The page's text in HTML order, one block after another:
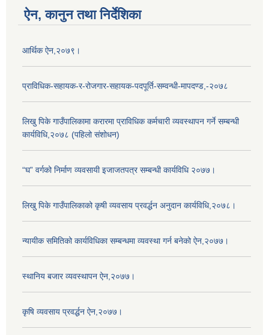
ऐन, कानुन तथा निर्देशिका
आर्थिक ऐन,२०७९।
प्राविधिक-सहायक-र-रोजगार-सहायक-पदपूर्ति-सम्वन्धी-मापदण्ड,-२०७८
लिखु पिके गाउँपालिकामा करारमा प्राविधिक कर्मचारी व्यवस्थापन गर्ने सम्बन्धी
कार्यविधि,२०७८ (पहिलो संशोधन)
“घ” वर्गको निर्माण व्यवसायी इजाजतपत्र सम्बन्धी कार्यविधि २०७७।
लिखु पिके गाउँपालिकाको कृषी व्यवसाय प्रवर्द्धन अनुदान कार्यविधि,२०७८।
न्यायीक समितिको कार्यविधिका सम्बन्धमा व्यवस्था गर्न बनेको ऐन,२०७७।
स्थानिय बजार व्यवस्थापन ऐन,२०७७।
कृषि व्यवसाय प्रवर्द्धन ऐन,२०७७।